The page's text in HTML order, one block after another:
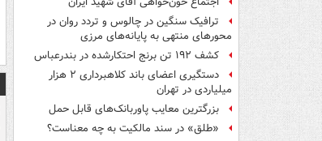
ترافیک سنگین در چالوس و تردد روان در
محورهای منتهی به پایانه‌های مرزی
کشف ۱۹۲ تن برنج احتکارشده در بندرعباس
دستگیری اعضای باند کلاهبرداری ۲ هزار
میلیاردی در تهران
بزرگترین معایب پاوربانک‌های قابل حمل
«طلق» در سند مالکیت به چه معناست؟